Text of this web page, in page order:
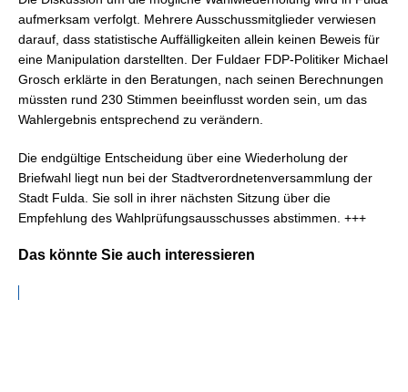
aufmerksam verfolgt. Mehrere Ausschussmitglieder verwiesen
darauf, dass statistische Auffälligkeiten allein keinen Beweis für
eine Manipulation darstellten. Der Fuldaer FDP-Politiker Michael
Grosch erklärte in den Beratungen, nach seinen Berechnungen
müssten rund 230 Stimmen beeinflusst worden sein, um das
Wahlergebnis entsprechend zu verändern.
Die endgültige Entscheidung über eine Wiederholung der
Briefwahl liegt nun bei der Stadtverordnetenversammlung der
Stadt Fulda. Sie soll in ihrer nächsten Sitzung über die
Empfehlung des Wahlprüfungsausschusses abstimmen. +++
Das könnte Sie auch interessieren